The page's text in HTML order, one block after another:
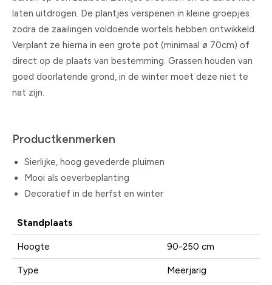
laten uitdrogen. De plantjes verspenen in kleine groepjes
zodra de zaailingen voldoende wortels hebben ontwikkeld.
Verplant ze hierna in een grote pot (minimaal ø 70cm) of
direct op de plaats van bestemming. Grassen houden van
goed doorlatende grond, in de winter moet deze niet te
nat zijn.
Productkenmerken
Sierlijke, hoog gevederde pluimen
Mooi als oeverbeplanting
Decoratief in de herfst en winter
Standplaats
Hoogte 90-250 cm
Type Meerjarig